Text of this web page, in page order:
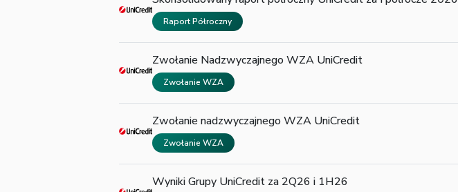
Raport Półroczny
Zwołanie Nadzwyczajnego WZA UniCredit
Zwołanie WZA
Zwołanie nadzwyczajnego WZA UniCredit
Zwołanie WZA
Wyniki Grupy UniCredit za 2Q26 i 1H26